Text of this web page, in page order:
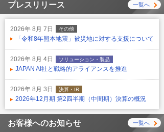
プレスリリース 一覧へ
2026年 8月 7日 その他
「令和8年熊本地震」被災地に対する支援について
2026年 8月 4日 ソリューション・製品
JAPAN AI社と戦略的アライアンスを推進
2026年 8月 3日 決算・IR
2026年12月期 第2四半期（中間期）決算の概況
お客様へのお知らせ 一覧へ